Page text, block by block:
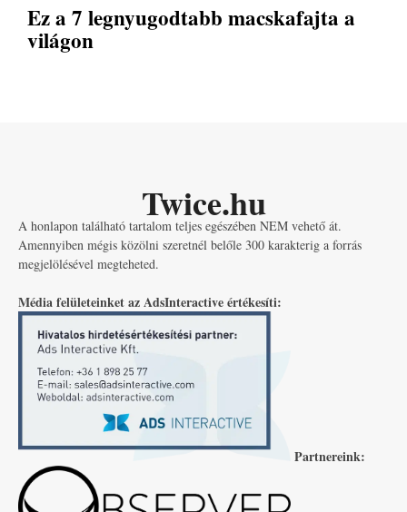
Ez a 7 legnyugodtabb macskafajta a
világon
Twice.hu
A honlapon található tartalom teljes egészében NEM vehető át.
Amennyiben mégis közölni szeretnél belőle 300 karakterig a forrás
megjelölésével megteheted.
Média felületeinket az AdsInteractive értékesíti:
Partnereink: